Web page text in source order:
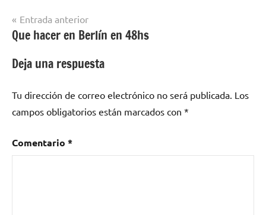
Navegación
de
entradas
Entrada anterior
Que hacer en Berlín en 48hs
Deja una respuesta
Tu dirección de correo electrónico no será publicada. Los
campos obligatorios están marcados con *
Comentario *